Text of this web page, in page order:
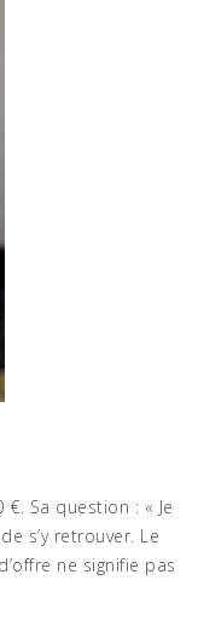
Sa question : « Je
s’y retrouver. Le
ne signifie pas